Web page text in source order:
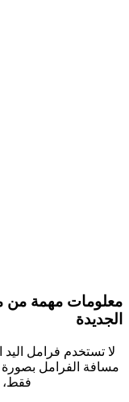
معلومات مهمة من
الجديدة
لا تستخدم فرامل اليد
مسافة الفرامل بصورة
فقط،